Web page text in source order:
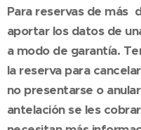
Para reservas de más
aportar los datos de
a modo de garantía.
la reserva para
no presentarse o
antelación se les